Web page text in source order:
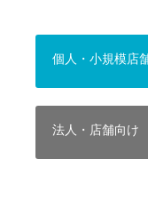
個人・小規模店
法人・店舗向け